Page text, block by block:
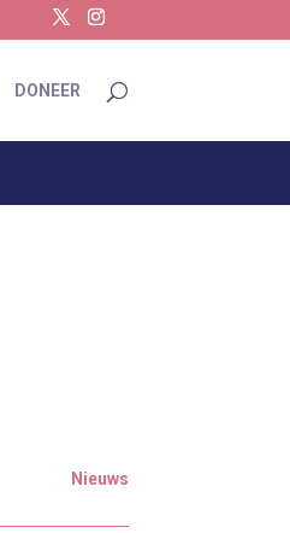
DONEER
Nieuws